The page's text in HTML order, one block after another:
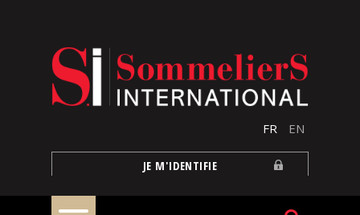
FR EN
JE M'IDENTIFIE